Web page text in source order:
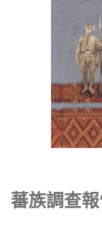
蕃族調查